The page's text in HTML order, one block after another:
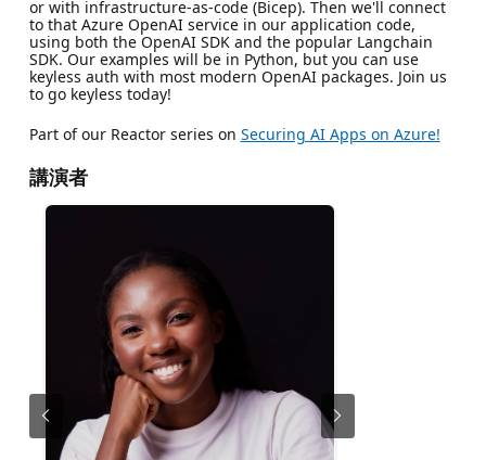
or with infrastructure-as-code (Bicep). Then we'll connect
to that Azure OpenAI service in our application code,
using both the OpenAI SDK and the popular Langchain
SDK. Our examples will be in Python, but you can use
keyless auth with most modern OpenAI packages. Join us
to go keyless today!
Part of our Reactor series on Securing AI Apps on Azure!
講演者